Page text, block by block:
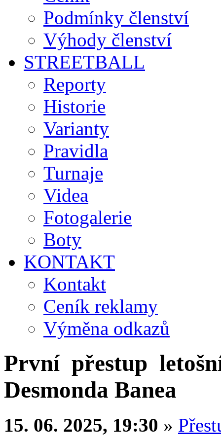
Podmínky členství
Výhody členství
STREETBALL
Reporty
Historie
Varianty
Pravidla
Turnaje
Videa
Fotogalerie
Boty
KONTAKT
Kontakt
Ceník reklamy
Výměna odkazů
První přestup
Desmonda Banea
15. 06. 2025, 19:30 »